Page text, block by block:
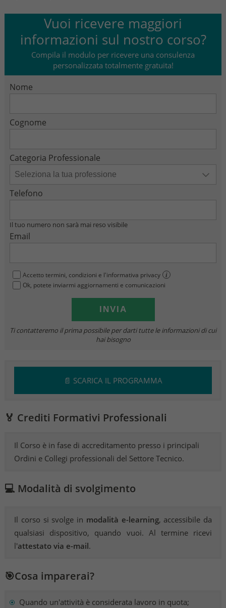
Vuoi ricevere maggiori
informazioni sul nostro corso?
Compila il modulo per ricevere una consulenza
personalizzata totalmente gratuita!
Nome
Cognome
Categoria Professionale
Telefono
Il tuo numero non sarà mai reso visibile
Email
Accetto termini, condizioni e l'informativa privacy i
Ok, potete inviarmi aggiornamenti e comunicazioni
Ti contatteremo il prima possibile per darti tutte le informazioni di cui
hai bisogno
📄 SCARICA IL PROGRAMMA
🏅 Crediti Formativi Professionali
Il Corso è in fase di accreditamento presso i principali
Ordini e Collegi professionali del Settore Tecnico.
💻 Modalità di svolgimento
Il corso si svolge in modalità e-learning, accessibile da
qualsiasi dispositivo, quando vuoi. Al termine ricevi
l'attestato via e-mail.
🎯Cosa imparerai?
Quando un'attività è considerata lavoro in quota;